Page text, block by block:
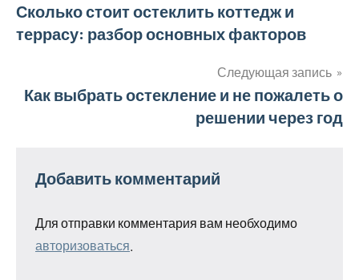
Навигация
по
Сколько стоит остеклить коттедж и
террасу: разбор основных факторов
Следующая запись
Как выбрать остекление и не пожалеть о
решении через год
Добавить комментарий
Для отправки комментария вам необходимо
авторизоваться